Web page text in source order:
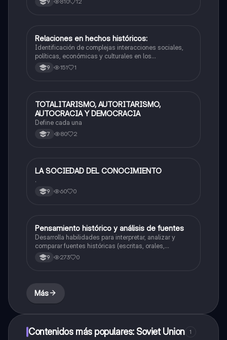
9
Sociales/Historia
Relaciones en hechos históricos:
Identificación de complejas interacciones sociales,
políticas, económicas y culturales en los
acontecimientos del pasado.
9 151 1
Sociales/Historia
TOTALITARISMO, AUTORITARISMO,
AUTOCRACIA Y DEMOCRACIA
Define cada una
7 80 2
Sociales/Historia
LA SOCIEDAD DEL CONOCIMIENTO
.
9 60 0
Sociales/Historia
Pensamiento histórico y análisis de fuentes
Desarrolla habilidades para interpretar, analizar y
comparar fuentes históricas (escritas, orales,
audiovisuales) con el fin de construir una visión crítica
y argumentada de los procesos del pasado.
9 273 0
Más
Contenidos más populares: Soviet Union 1